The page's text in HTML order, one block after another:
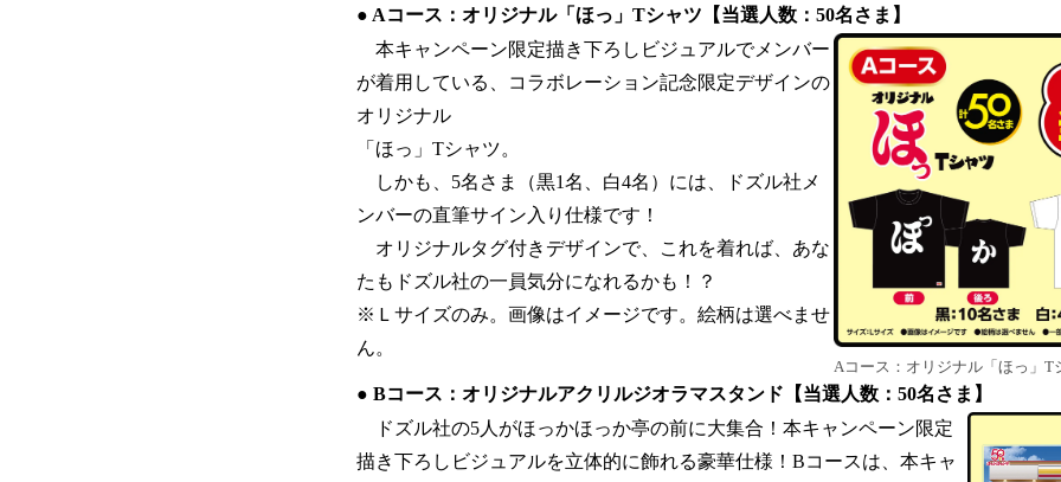
● Aコース：オリジナル「ほっ」Tシャツ【当選人数：50名さま】
本キャンペーン限定描き下ろしビジュアルでメンバー
が着用している、コラボレーション記念限定デザインの
オリジナル
「ほっ」Tシャツ。
しかも、5名さま（黒1名、白4名）には、ドズル社メ
ンバーの直筆サイン入り仕様です！
オリジナルタグ付きデザインで、これを着れば、あな
たもドズル社の一員気分になれるかも！？
※Ｌサイズのみ。画像はイメージです。絵柄は選べませ
ん。
Aコース：オリジナル「ほっ」T
● Bコース：オリジナルアクリルジオラマスタンド【当選人数：50名さま】
ドズル社の5人がほっかほっか亭の前に大集合！本キャンペーン限定
描き下ろしビジュアルを立体的に飾れる豪華仕様！Bコースは、本キャ